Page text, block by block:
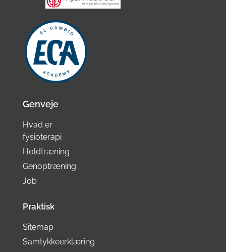
Genveje
Hvad er
fysioterapi
Holdtræning
Genoptræning
Job
Praktisk
Sitemap
Samtykkeerklæring